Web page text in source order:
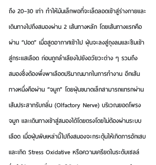
ถึง 20–30 เท่า ทำให้มันเล็กพอที่จะเล็ดลอดเข้าสู่ร่างกายและ
เดินทางไปถึงสมองผ่าน 2 เส้นทางหลัก โดยเส้นทางแรกคือ
ผ่าน “ปอด” เมื่อสูดอากาศเข้าไป ฝุ่นจะลงสู่ถุงลมและซึมเข้า
สู่กระแสเลือด ก่อนถูกลำเลียงไปยังอวัยวะต่าง ๆ รวมถึง
สมองซึ่งต้องพึ่งพาเลือดปริมาณมากในการทำงาน อีกเส้น
ทางหนึ่งคือผ่าน “จมูก” โดยฝุ่นขนาดเล็กสามารถแทรกผ่าน
เส้นประสาทรับกลิ่น (Olfactory Nerve) บริเวณยอดโพรง
จมูก และเดินทางเข้าสู่สมองได้โดยตรงโดยไม่ต้องผ่านระบบ
เลือด เมื่อฝุ่นพิษเหล่านี้ไปถึงสมองจะกระตุ้นให้เกิดการอักเสบ
และเกิด Stress Oxidative หรือความเครียดในระดับเซลล์